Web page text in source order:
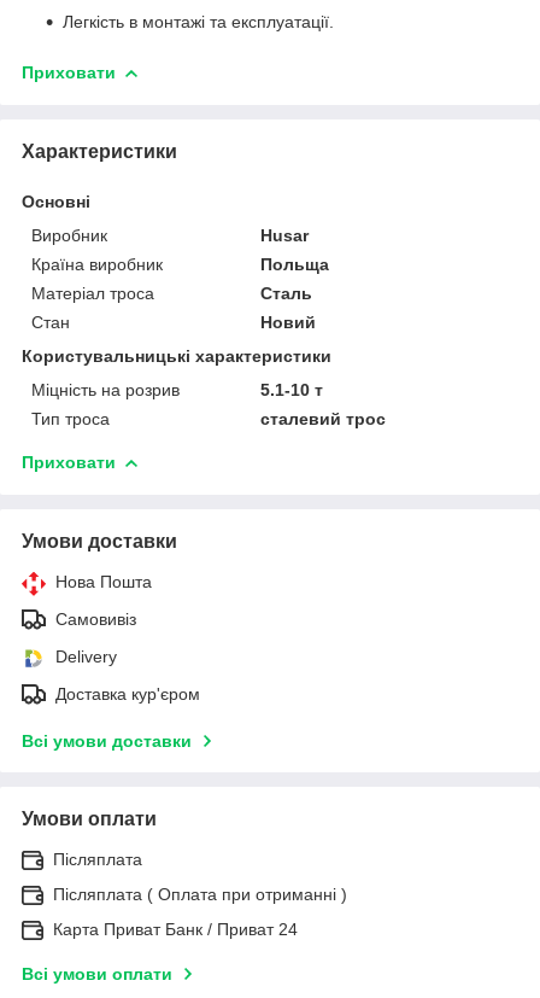
Легкість в монтажі та експлуатації.
Приховати
Характеристики
Основні
Виробник
Husar
Країна виробник
Польща
Матеріал троса
Сталь
Стан
Новий
Користувальницькі характеристики
Міцність на розрив
5.1-10 т
Тип троса
сталевий трос
Приховати
Умови доставки
Нова Пошта
Самовивіз
Delivery
Доставка кур'єром
Всі умови доставки
Умови оплати
Післяплата
Післяплата ( Оплата при отриманні )
Карта Приват Банк / Приват 24
Всі умови оплати